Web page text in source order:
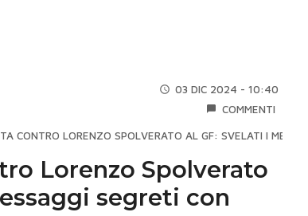
03 DIC 2024 - 10:40
COMMENTI
CONTRO LORENZO SPOLVERATO AL GF: SVELATI I
Lorenzo Spolverato
segreti con